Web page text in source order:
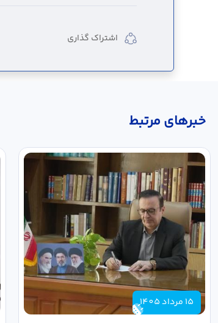
اشتراک گذاری
خبر‌های مرتبط
15 مرداد 1405